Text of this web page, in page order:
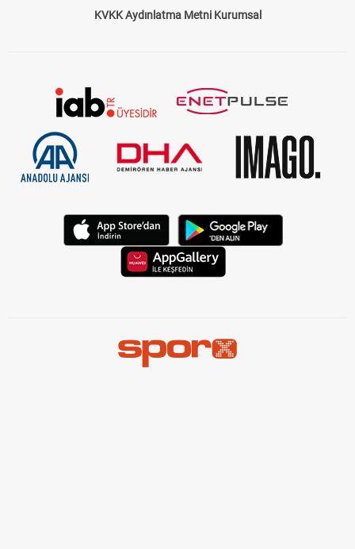
KVKK Aydınlatma Metni Kurumsal